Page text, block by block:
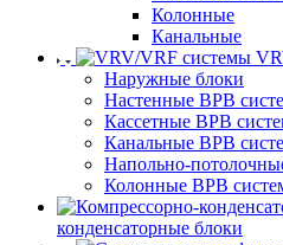
Колонные
Канальные
Наружные блоки
Настенные ВРВ
Кассетные ВРВ
Канальные ВРВ
Напольно-
Колонные ВРВ
конденсаторные блоки